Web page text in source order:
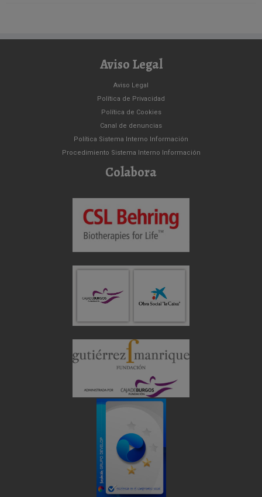
Aviso Legal
Aviso Legal
Política de Privacidad
Política de Cookies
Canal de denuncias
Política Sistema Interno Información
Procedimiento Sistema Interno Información
Colabora